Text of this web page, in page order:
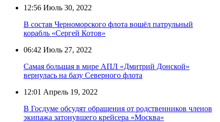
12:56 Июль 30, 2022
В состав Черноморского флота вошёл патрульный
корабль «Сергей Котов»
06:42 Июль 27, 2022
Самая большая в мире АПЛ «Дмитрий Донской»
вернулась на базу Северного флота
12:01 Апрель 19, 2022
В Госдуме обсудят обращения от родственников членов
экипажа затонувшего крейсера «Москва»